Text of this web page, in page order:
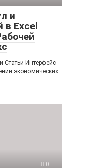
и
в Excel
Статьи Интерфейс
экономических
0